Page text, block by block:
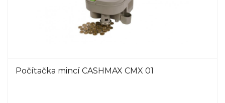
Počítačka mincí CASHMAX CMX 01